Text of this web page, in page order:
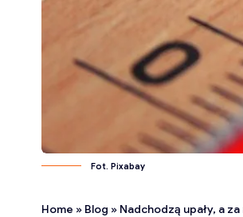
Fot. Pixabay
Home » Blog » Nadchodzą upały, a